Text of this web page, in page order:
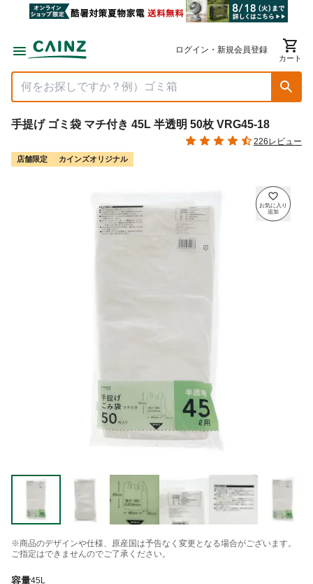
ログイン・新規会員登録
カート
手提げ ゴミ袋 マチ付き 45L 半透明 50枚 VRG45-18
226レビュー
店舗限定 カインズオリジナル
※商品のデザインや仕様、原産国は予告なく変更となる場合がございます。
ご指定はできませんのでご了承ください。
容量45L